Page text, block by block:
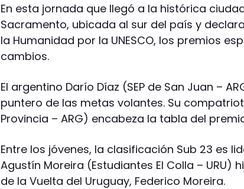
En esta jornada que llegó a la histórica
Sacramento, ubicada al sur del país y
la Humanidad por la UNESCO, los premios
cambios.
El argentino Darío Díaz (SEP de San Juan –
puntero de las metas volantes. Su
Provincia – ARG) encabeza la tabla del
Entre los jóvenes, la clasificación Sub 23 es
Agustín Moreira (Estudiantes El Colla – URU)
de la Vuelta del Uruguay, Federico Moreira.